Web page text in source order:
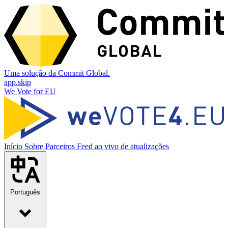
Uma solução da Commit Global.
app.skip
We Vote for EU
Início Sobre Parceiros Feed ao vivo de atualizações
Português